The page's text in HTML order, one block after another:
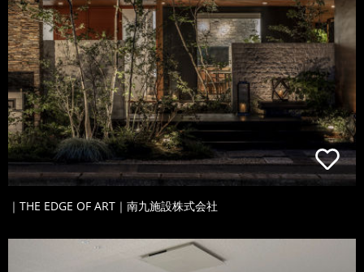
｜THE EDGE OF ART｜南九施設株式会社